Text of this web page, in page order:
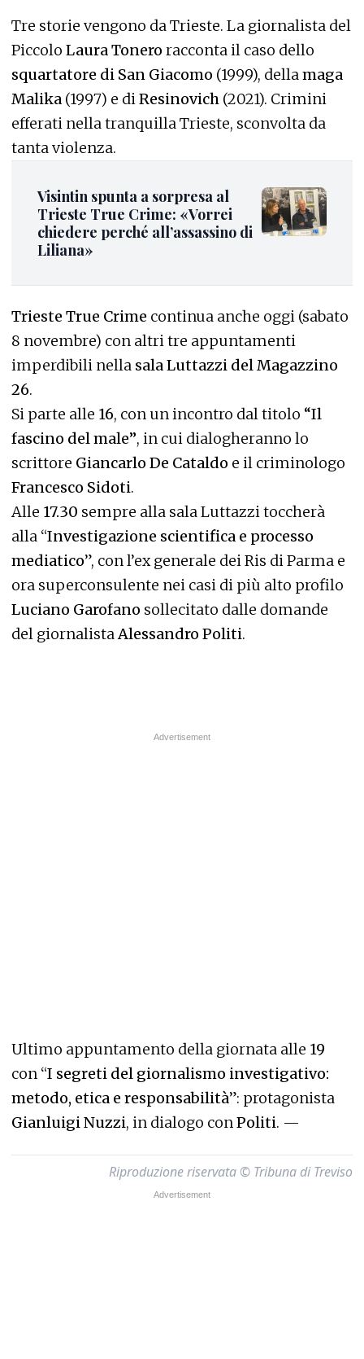
Tre storie vengono da Trieste. La giornalista del
Piccolo Laura Tonero racconta il caso dello
squartatore di San Giacomo (1999), dellamaga
Malika (1997) e diResinovich (2021). Crimini
efferati nella tranquilla Trieste, sconvolta da
tanta violenza.
Visintin spunta a sorpresa al
Trieste True Crime: «Vorrei
chiedere perché all’assassino di
Liliana»
Trieste True Crime continua anche oggi (sabato
8 novembre) con altri tre appuntamenti
imperdibili nella sala Luttazzi del Magazzino
26.
Si parte alle 16, con un incontro dal titolo “Il
fascino del male”, in cui dialogheranno lo
scrittore Giancarlo De Cataldo e il criminologo
Francesco Sidoti.
Alle 17.30 sempre alla sala Luttazzi toccherà
alla “Investigazione scientifica e processo
mediatico”, con l’ex generale dei Ris di Parma e
ora superconsulente nei casi di più alto profilo
Luciano Garofano sollecitato dalle domande
del giornalista Alessandro Politi.
Ultimo appuntamento della giornata alle 19
con “I segreti del giornalismo investigativo:
metodo, etica e responsabilità”: protagonista
Gianluigi Nuzzi, in dialogo con Politi. —
Riproduzione riservata © Tribuna di Treviso